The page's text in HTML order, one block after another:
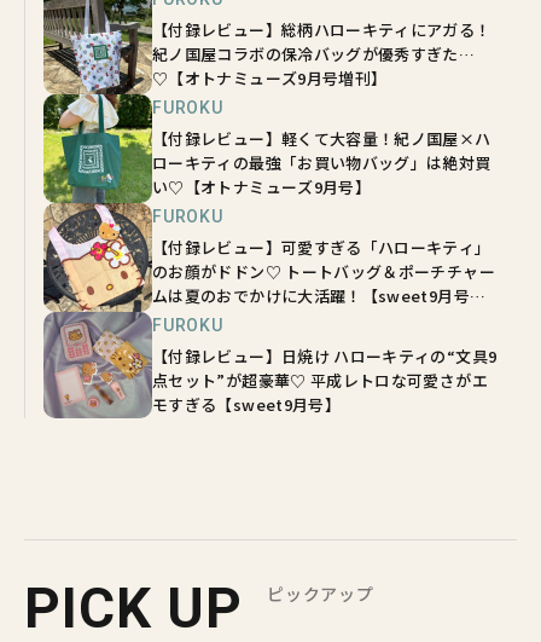
【付録レビュー】総柄ハローキティにアガる！
紀ノ国屋コラボの保冷バッグが優秀すぎた…
♡【オトナミューズ9月号増刊】
FUROKU
【付録レビュー】軽くて大容量！紀ノ国屋×ハ
ローキティの最強「お買い物バッグ」は絶対買
い♡【オトナミューズ9月号】
FUROKU
【付録レビュー】可愛すぎる「ハローキティ」
のお顔がドドン♡ トートバッグ＆ポーチチャー
ムは夏のおでかけに大活躍！【sweet9月号増
刊】
FUROKU
【付録レビュー】日焼け ハローキティの“文具9
点セット”が超豪華♡ 平成レトロな可愛さがエ
モすぎる【sweet9月号】
PICK UP ピックアップ